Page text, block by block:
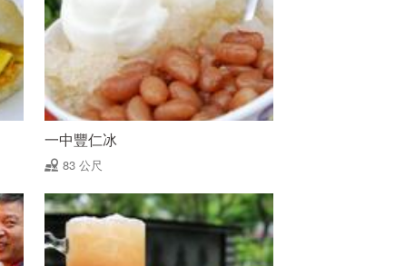
一中豐仁冰
83 公尺